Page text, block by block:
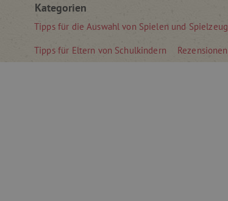
Kategorien
Tipps für die Auswahl von Spielen und Spielzeug
Tipps für Eltern von Schulkindern Rezensionen